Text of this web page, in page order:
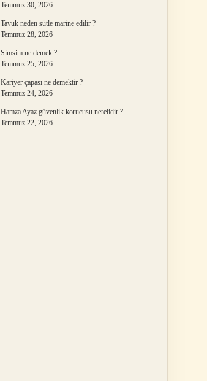
Temmuz 30, 2026
Tavuk neden sütle marine edilir ?
Temmuz 28, 2026
Simsim ne demek ?
Temmuz 25, 2026
Kariyer çapası ne demektir ?
Temmuz 24, 2026
Hamza Ayaz güvenlik korucusu nerelidir ?
Temmuz 22, 2026